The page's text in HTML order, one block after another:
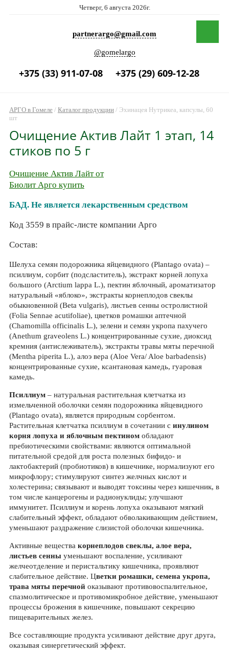
Четверг, 6 августа 2026г.
partnerargo@gmail.com
@gomelargo
+375 (33) 911-07-08 +375 (29) 609-12-28
АРГО в Гомеле/ Каталог продукции/ Эхинацея Нутрикеа, капсулы, 60
шт
Очищение Актив Лайт 1 этап, 14
стиков по 5 г
Очищение Актив Лайт от
Биолит Арго купить
БАД. Не является лекарственным средством
Код 3559 в прайс-листе компании Арго
Состав:
Шелуха семян подорожника яйцевидного (Plantago ovata) –
псиллиум, сорбит (подсластитель), экстракт корней лопуха
большого (Arctium lappa L.), пектин яблочный, ароматизатор
натуральный «яблоко», экстракты корнеплодов свеклы
обыкновенной (Beta vulgaris), листьев сенны остролистной
(Folia Sennae acutifoliae), цветков ромашки аптечной
(Chamomilla officinalis L.), зелени и семян укропа пахучего
(Anethum graveolens L.) концентрированные сухие, диоксид
кремния (антислеживатель), экстракты травы мяты перечной
(Mentha piperita L.), алоэ вера (Aloe Vera/ Aloe barbadensis)
концентрированные сухие, ксантановая камедь, гуаровая
камедь.
Псиллиум – натуральная растительная клетчатка из
измельченной оболочки семян подорожника яйцевидного
(Plantago ovata), является природным сорбентом.
Растительная клетчатка псиллиум в сочетании с инулином
корня лопуха и яблочным пектиномобладают
пребиотическими свойствами: являются оптимальной
питательной средой для роста полезных бифидо- и
лактобактерий (пробиотиков) в кишечнике, нормализуют его
микрофлору; стимулируют синтез желчных кислот и
холестерина; связывают и выводят токсины через кишечник, в
том числе канцерогены и радионуклиды; улучшают
иммунитет. Псиллиум и корень лопуха оказывают мягкий
слабительный эффект, обладают обволакивающим действием,
уменьшают раздражение слизистой оболочки кишечника.
Активные вещества корнеплодов свеклы, алое вера,
листьев сенныуменьшают воспаление, усиливают
желчеотделение и перистальтику кишечника, проявляют
слабительное действие. Цветки ромашки, семена укропа,
трава мяты перечнойоказывают противовоспалительное,
спазмолитическое и противомикробное действие, уменьшают
процессы брожения в кишечнике, повышают секрецию
пищеварительных желез.
Все составляющие продукта усиливают действие друг друга,
оказывая синергетический эффект.